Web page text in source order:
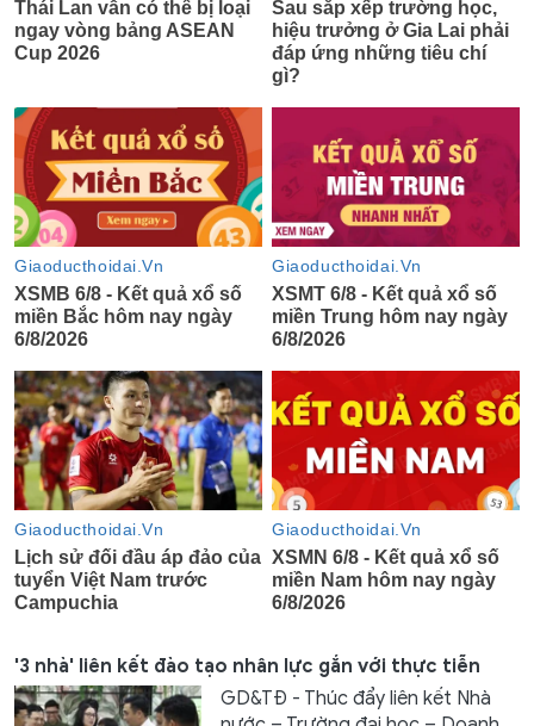
'3 nhà' liên kết đào tạo nhân lực gắn với thực tiễn
GD&TĐ - Thúc đẩy liên kết Nhà